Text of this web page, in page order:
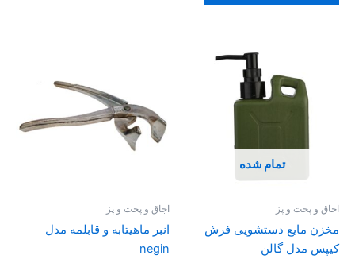
تمام شده
اجاق و پخت و پز
مخزن مایع دستشویی فرش
کیپس مدل گالن
اجاق و پخت و پز
انبر ماهیتابه و قابلمه مدل
negin